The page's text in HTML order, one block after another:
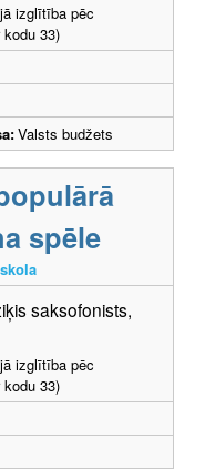
izglītība pēc
33)
Valsts budžets
spēle
saksofonists,
izglītība pēc
33)